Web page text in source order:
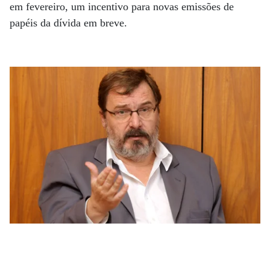
em fevereiro, um incentivo para novas emissões de
papéis da dívida em breve.